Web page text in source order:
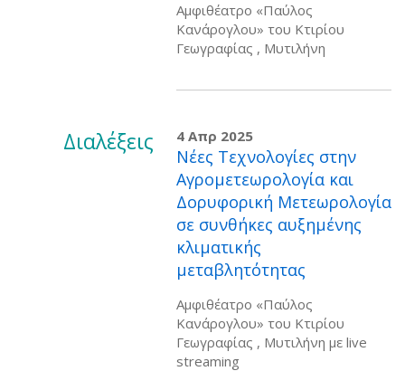
Αμφιθέατρο «Παύλος
Κανάρογλου» του Κτιρίου
Γεωγραφίας , Μυτιλήνη
Διαλέξεις 4 Απρ 2025
Νέες Τεχνολογίες στην
Αγρομετεωρολογία και
Δορυφορική Μετεωρολογία
σε συνθήκες αυξημένης
κλιματικής
μεταβλητότητας
Αμφιθέατρο «Παύλος
Κανάρογλου» του Κτιρίου
Γεωγραφίας , Μυτιλήνη με live
streaming